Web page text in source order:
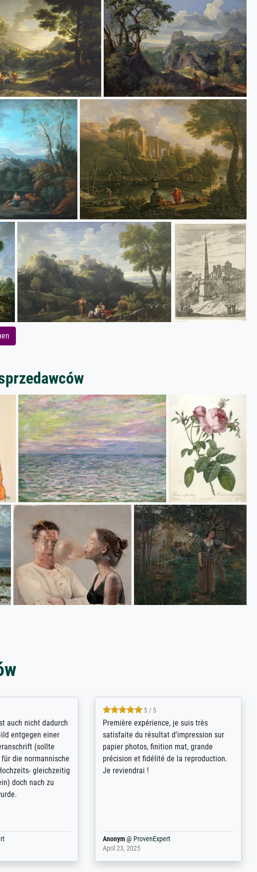
Man kann sich
wie z.B.:
Helligkeit,
Sehr freundliche
Das Bild (ein
gut verpackt -
mit Plastikdeckeln
4.8 / 5
Qualité absolument irréprochable.
Extraordinaire diversité des thèmes
abordés et personnalisation des
demandes (recadrage, réajustement des
couleurs). Relation clientèle parfaite.
Anonym@ ProvenExpert
March 31, 2025